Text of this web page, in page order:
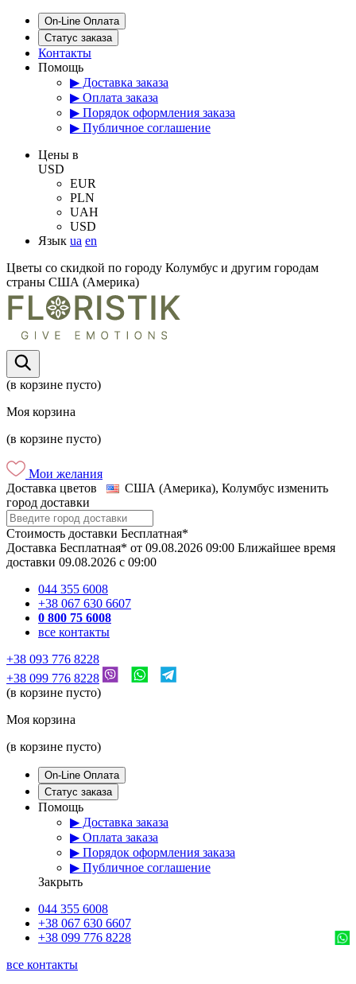
On-Line Оплата
Статус заказа
Контакты
Помощь
▶ Доставка заказа
▶ Оплата заказа
▶ Порядок оформления заказа
▶ Публичное соглашение
Цены в
USD
EUR
PLN
UAH
USD
Язык ua en
Цветы со скидкой по городу Колумбус и другим городам
страны США (Америка)
(в корзине пусто)
Моя корзина
(в корзине пусто)
Мои желания
Доставка цветов
США (Америка), Колумбус изменить
город доставки
Стоимость доставки Бесплатная*
Доставка Бесплатная* от 09.08.2026 09:00 Ближайшее время
доставки 09.08.2026 c 09:00
044 355 6008
+38 067 630 6607
0 800 75 6008
все контакты
+38 093 776 8228
+38 099 776 8228
(в корзине пусто)
Моя корзина
(в корзине пусто)
On-Line Оплата
Статус заказа
Помощь
▶ Доставка заказа
▶ Оплата заказа
▶ Порядок оформления заказа
▶ Публичное соглашение
Закрыть
044 355 6008
+38 067 630 6607
+38 099 776 8228
все контакты